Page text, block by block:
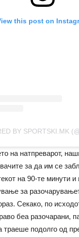
this post on
BY SPORTSKI.MK
на натпреварот,
за да им се
на 90-те минути
за
Секако, по
беа разочарани,
траеше подолго од